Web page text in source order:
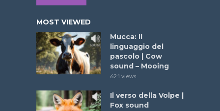
MOST VIEWED
Mucca: Il
linguaggio del
pascolo | Cow
sound – Mooing
621 views
Il verso della Volpe |
Fox sound